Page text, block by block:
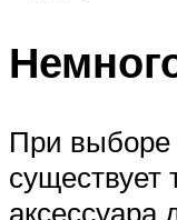
При
существует